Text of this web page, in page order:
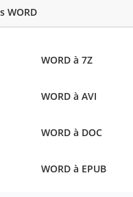
WORD
WORD à 7Z
WORD à AVI
WORD à DOC
WORD à EPUB